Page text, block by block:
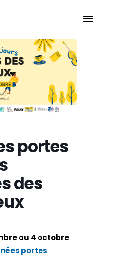
portes
des
au 4 octobre
portes